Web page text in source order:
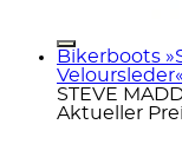
Bikerboots
Veloursleder«
STEVE
Aktueller